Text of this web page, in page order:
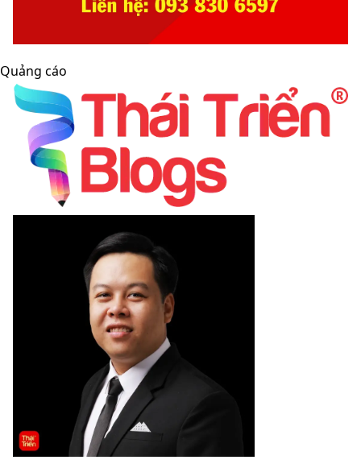
Quảng cáo